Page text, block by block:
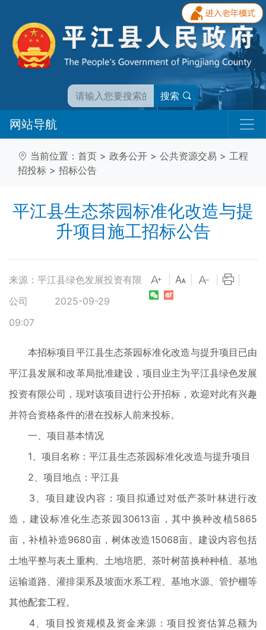
搜索
网站导航
当前位置： 首页 > 政务公开 > 公共资源交易 > 工程
招投标 > 招标公告
平江县生态茶园标准化改造与提
升项目施工招标公告
来源：平江县绿色发展投资有限
公司
2025-09-29
09:07
本招标项目平江县生态茶园标准化改造与提升项目已由
平江县发展和改革局批准建设，项目业主为平江县绿色发展
投资有限公司，现对该项目进行公开招标，欢迎对此有兴趣
并符合资格条件的潜在投标人前来投标。
一、项目基本情况
1、项目名称：平江县生态茶园标准化改造与提升项目
2、项目地点：平江县
3、项目建设内容：项目拟通过对低产茶叶林进行改
造，建设标准化生态茶园30613亩，其中换种改植5865
亩，补植补造9680亩，树体改造15068亩。建设内容包括
土地平整与表土重构、土地培肥、茶叶树苗换种种植、基地
运输道路、灌排渠系及坡面水系工程、基地水源、管护棚等
其他配套工程。
4、项目投资规模及资金来源：项目投资估算总额为